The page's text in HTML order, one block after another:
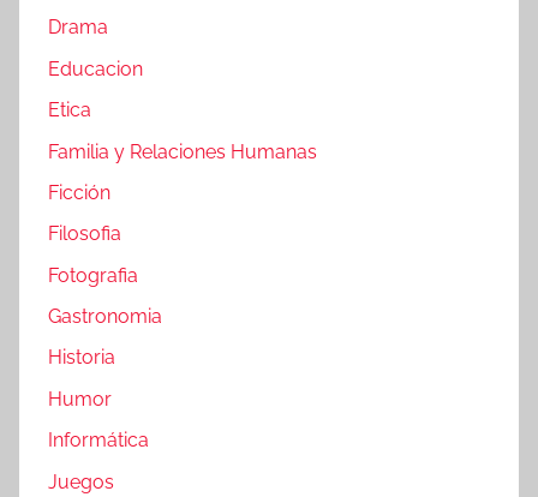
Drama
Educacion
Etica
Familia y Relaciones Humanas
Ficción
Filosofia
Fotografia
Gastronomia
Historia
Humor
Informática
Juegos